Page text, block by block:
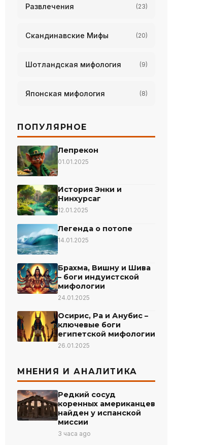
Развлечения (23)
Скандинавские Мифы (20)
Шотландская мифология (9)
Японская мифология (8)
ПОПУЛЯРНОЕ
Лепрекон
01.01.2025
История Энки и
Нинхурсаг
12.01.2025
Легенда о потопе
14.01.2025
Брахма, Вишну и Шива
– боги индуистской
мифологии
24.01.2025
Осирис, Ра и Анубис –
ключевые боги
египетской мифологии
26.01.2025
МНЕНИЯ И АНАЛИТИКА
Редкий сосуд
коренных американцев
найден у испанской
миссии
3 часа ago